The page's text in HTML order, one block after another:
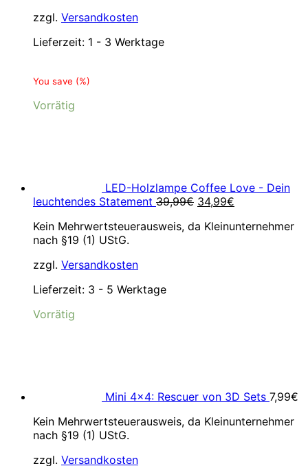
zzgl. Versandkosten
Lieferzeit: 1 - 3 Werktage
You save (%)
Vorrätig
LED-Holzlampe Coffee Love - Dein
leuchtendes Statement 39,99€ Ursprünglicher
war:
34,99€
ist:
Kein Mehrwertsteuerausweis, da Kleinunternehmer
nach §19 (1) UStG.
zzgl. Versandkosten
Lieferzeit: 3 - 5 Werktage
Vorrätig
Mini 4×4: Rescuer von 3D Sets 7,99€
Kein Mehrwertsteuerausweis, da Kleinunternehmer
nach §19 (1) UStG.
zzgl. Versandkosten